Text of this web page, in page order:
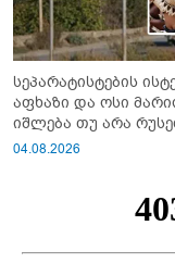
სეპარატისტების
აფხაზი და ოსი
იშლება თუ არა
სისტემა?!
04.08.2026